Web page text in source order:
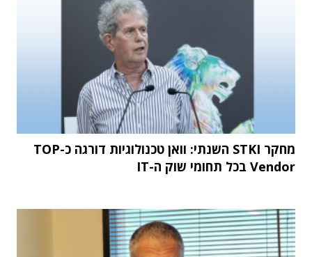
מחקר STKI השנתי: וואן טכנולוגיות דורגה כ-TOP
Vendor בכל תחומי שוק ה-IT